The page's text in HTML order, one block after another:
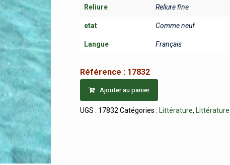
Reliure Reliure fine
etat Comme neuf
Langue Français
Référence : 17832
Ajouter au panier
UGS : 17832 Catégories : Littérature,